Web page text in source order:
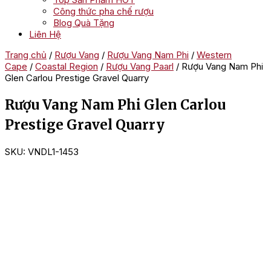
Công thức pha chế rượu
Blog Quà Tặng
Liên Hệ
Trang chủ / Rượu Vang / Rượu Vang Nam Phi / Western
Cape / Coastal Region / Rượu Vang Paarl / Rượu Vang Nam Phi
Glen Carlou Prestige Gravel Quarry
Rượu Vang Nam Phi Glen Carlou
Prestige Gravel Quarry
SKU: VNDL1-1453